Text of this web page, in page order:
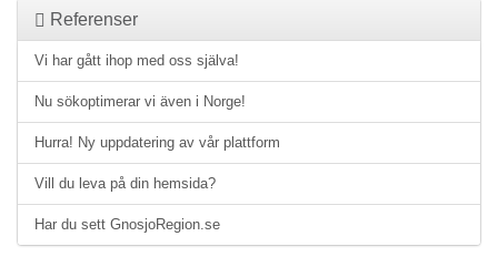
Referenser
Vi har gått ihop med oss själva!
Nu sökoptimerar vi även i Norge!
Hurra! Ny uppdatering av vår plattform
Vill du leva på din hemsida?
Har du sett GnosjoRegion.se